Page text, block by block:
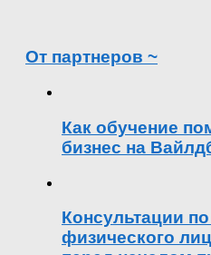
От партнеров ~
Как обучение
бизнес на
Консультации
физического